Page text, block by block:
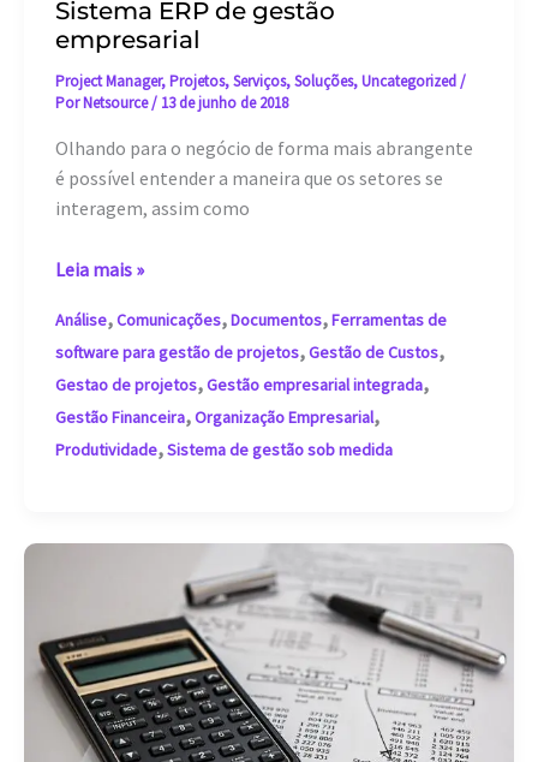
Sistema ERP de gestão
empresarial
Project Manager,Projetos,Serviços,Soluções,Uncategorized/
PorNetsource/ 13 de junho de 2018
Olhando para o negócio de forma mais abrangente
é possível entender a maneira que os setores se
interagem, assim como
Sistema
de
gestão
empresarial
Leia mais »
Análise,Comunicações,Documentos,Ferramentas de
software para gestão de projetos,Gestão de Custos,
Gestao de projetos,Gestão empresarial integrada,
Gestão Financeira,Organização Empresarial,
Produtividade,Sistema de gestão sob medida